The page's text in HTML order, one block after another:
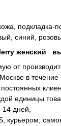
подкладка-
синий,
женский
от
в
единицы
14 дней,
курьером,